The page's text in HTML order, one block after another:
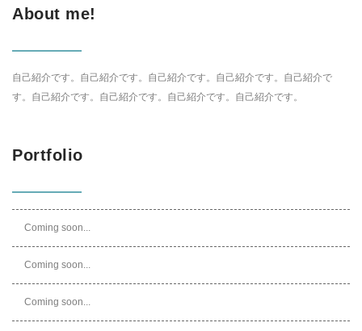
About me!
自己紹介です。自己紹介です。自己紹介です。自己紹介です。自己紹介で
す。自己紹介です。自己紹介です。自己紹介です。自己紹介です。
Portfolio
Coming soon...
Coming soon...
Coming soon...